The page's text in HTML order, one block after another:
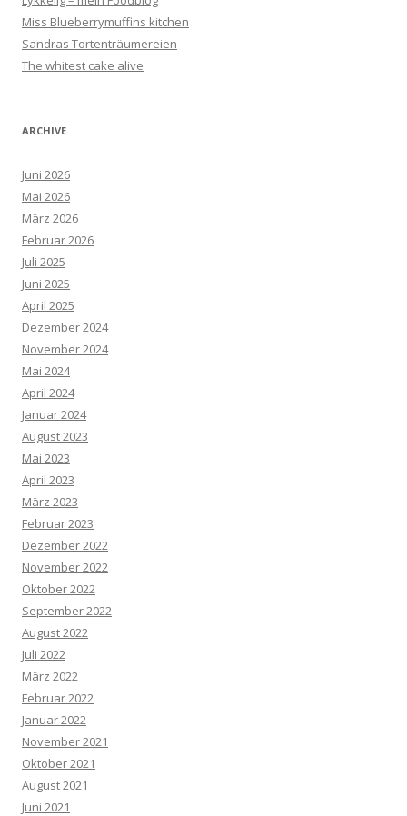
Miss Blueberrymuffins kitchen
Sandras Tortenträumereien
The whitest cake alive
ARCHIVE
Juni 2026
Mai 2026
März 2026
Februar 2026
Juli 2025
Juni 2025
April 2025
Dezember 2024
November 2024
Mai 2024
April 2024
Januar 2024
August 2023
Mai 2023
April 2023
März 2023
Februar 2023
Dezember 2022
November 2022
Oktober 2022
September 2022
August 2022
Juli 2022
März 2022
Februar 2022
Januar 2022
November 2021
Oktober 2021
August 2021
Juni 2021